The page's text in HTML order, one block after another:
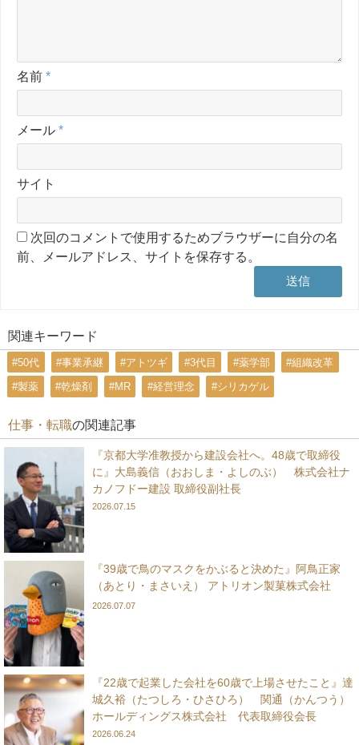
名前 *
メール *
サイト
次回のコメントで使用するためブラウザーに自分の名
前、メールアドレス、サイトを保存する。
関連キーワード
#50代 #事業承継 #アトツギ #3代目 #薬学部 #組織改革
#製薬 #乾燥剤 #MR #経営理念 #シリカゲル
仕事・転職の関連記事
『京都大学准教授から建設会社へ。48歳で取締役
に』大島義信（おおしま・よしのぶ） 株式会社ナ
カノフドー建設 取締役副社長
2026.07.15
『39歳で鳥のマスクをかぶると決めた』阿鳥正家
（あとり・まさいえ） アトリオン製菓株式会社
2026.07.07
『22歳で起業した会社を60歳で上場させたこと』達
城久裕（たつしろ・ひさひろ） 関通（かんつう）
ホールディングス株式会社 代表取締役会長
2026.06.24